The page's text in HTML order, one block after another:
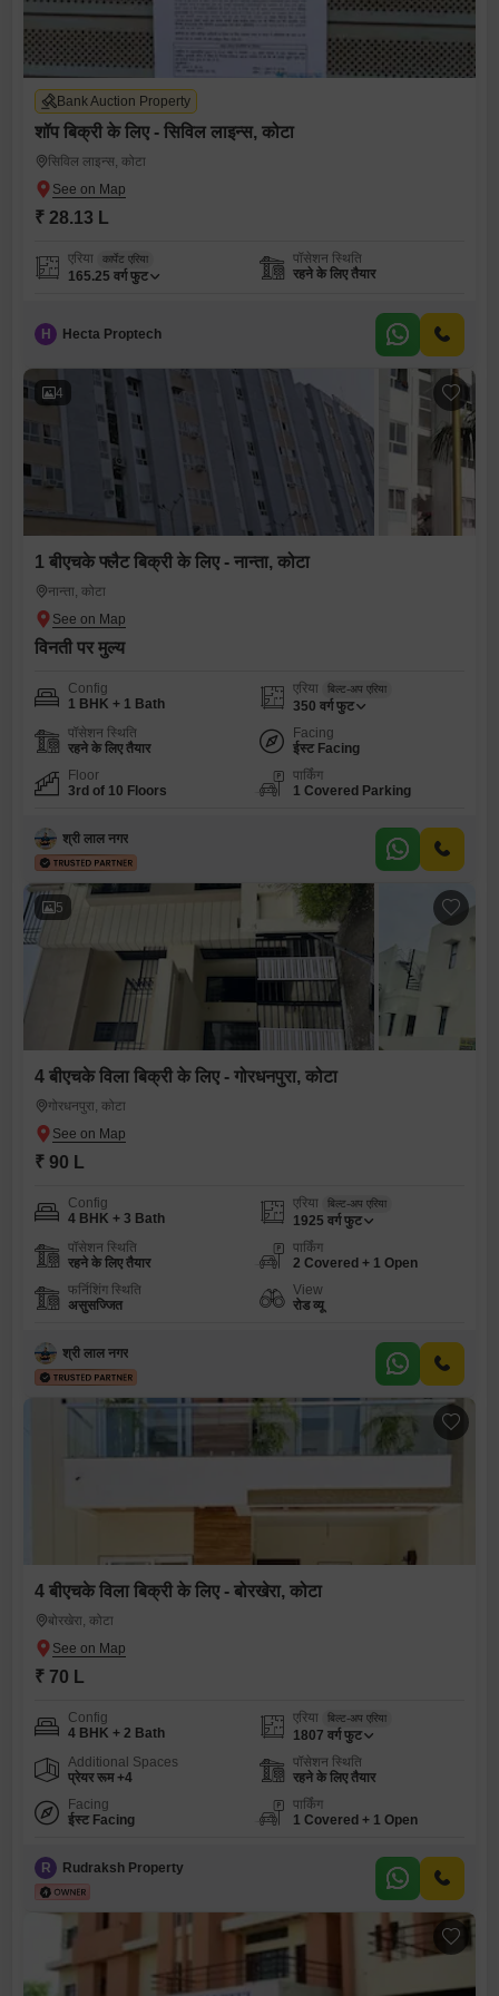
Bank Auction Property
शॉप बिक्री के लिए - सिविल लाइन्स, कोटा
सिविल लाइन्स, कोटा
₹ 28.13 L
एरिया कार्पेट एरिया
165.25 वर्ग फुट
पॉसेशन स्थिति
रहने के लिए तैयार
H Hecta Proptech
4
1 बीएचके फ्लैट बिक्री के लिए - नान्ता, कोटा
नान्ता, कोटा
विनती पर मुल्य
Config
1 BHK + 1 Bath
एरिया बिल्ट-अप एरिया
350 वर्ग फुट
पॉसेशन स्थिति
रहने के लिए तैयार
Facing
ईस्ट Facing
Floor
3rd of 10 Floors
पार्किंग
1 Covered Parking
श्री लाल नगर
5
4 बीएचके विला बिक्री के लिए - गोरधनपुरा, कोटा
गोरधनपुरा, कोटा
₹ 90 L
Config
4 BHK + 3 Bath
एरिया बिल्ट-अप एरिया
1925 वर्ग फुट
पॉसेशन स्थिति
रहने के लिए तैयार
पार्किंग
2 Covered + 1 Open
फर्निशिंग स्थिति
असुसज्जित
View
रोड व्यू
श्री लाल नगर
4 बीएचके विला बिक्री के लिए - बोरखेरा, कोटा
बोरखेरा, कोटा
₹ 70 L
Config
4 BHK + 2 Bath
एरिया बिल्ट-अप एरिया
1807 वर्ग फुट
Additional Spaces
प्रेयर रूम +4
पॉसेशन स्थिति
रहने के लिए तैयार
Facing
ईस्ट Facing
पार्किंग
1 Covered + 1 Open
R Rudraksh Property